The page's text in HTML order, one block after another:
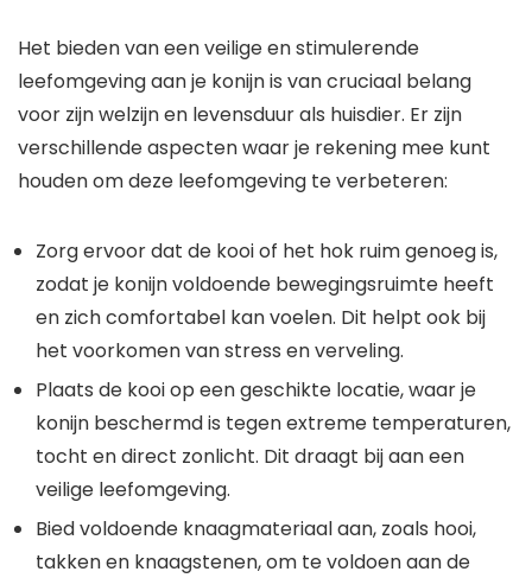
Het bieden van een veilige en stimulerende
leefomgeving aan je konijn is van cruciaal belang
voor zijn welzijn en levensduur als huisdier. Er zijn
verschillende aspecten waar je rekening mee kunt
houden om deze leefomgeving te verbeteren:
Zorg ervoor dat de kooi of het hok ruim genoeg is,
zodat je konijn voldoende bewegingsruimte heeft
en zich comfortabel kan voelen. Dit helpt ook bij
het voorkomen van stress en verveling.
Plaats de kooi op een geschikte locatie, waar je
konijn beschermd is tegen extreme temperaturen,
tocht en direct zonlicht. Dit draagt bij aan een
veilige leefomgeving.
Bied voldoende knaagmateriaal aan, zoals hooi,
takken en knaagstenen, om te voldoen aan de